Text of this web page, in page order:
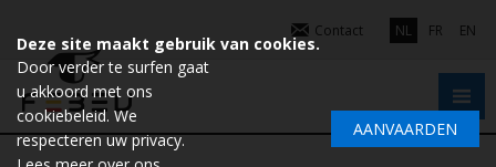
Contact NL FR EN
Deze site maakt gebruik van cookies.
Door verder te surfen gaat
u akkoord met ons
cookiebeleid. We
respecteren uw privacy.
AANVAARDEN